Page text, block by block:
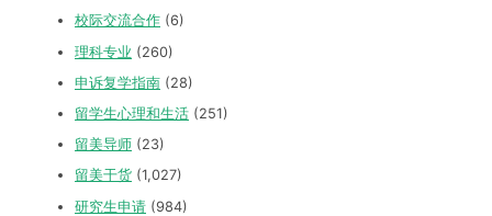
校际交流合作 (6)
理科专业 (260)
申诉复学指南 (28)
留学生心理和生活 (251)
留美导师 (23)
留美干货 (1,027)
研究生申请 (984)